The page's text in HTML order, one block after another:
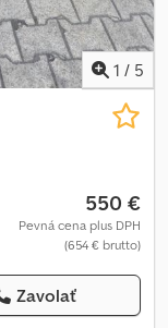
1 / 5
550 €
Pevná cena plus DPH
(654 € brutto)
Zavolať